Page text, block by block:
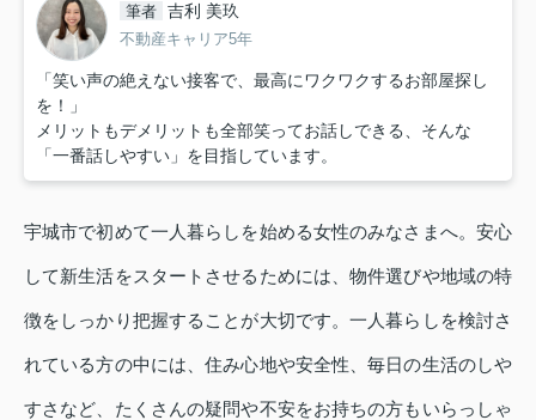
筆者 吉利 美玖
不動産キャリア5年
「笑い声の絶えない接客で、最高にワクワクするお部屋探し
を！」
メリットもデメリットも全部笑ってお話しできる、そんな
「一番話しやすい」を目指しています。
宇城市で初めて一人暮らしを始める女性のみなさまへ。安心
して新生活をスタートさせるためには、物件選びや地域の特
徴をしっかり把握することが大切です。一人暮らしを検討さ
れている方の中には、住み心地や安全性、毎日の生活のしや
すさなど、たくさんの疑問や不安をお持ちの方もいらっしゃ